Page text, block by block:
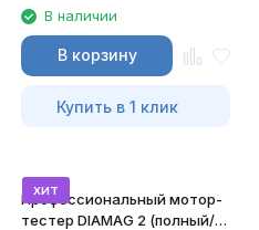
В наличии
В корзину
Купить в 1 клик
хит
Профессиональный мотор-
тестер DIAMAG 2 (полный/